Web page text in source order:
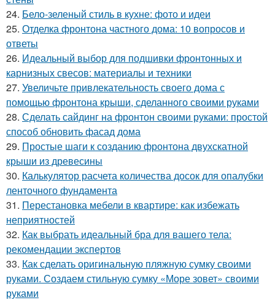
24. Бело-зеленый стиль в кухне: фото и идеи
25. Отделка фронтона частного дома: 10 вопросов и
ответы
26. Идеальный выбор для подшивки фронтонных и
карнизных свесов: материалы и техники
27. Увеличьте привлекательность своего дома с
помощью фронтона крыши, сделанного своими руками
28. Сделать сайдинг на фронтон своими руками: простой
способ обновить фасад дома
29. Простые шаги к созданию фронтона двухскатной
крыши из древесины
30. Калькулятор расчета количества досок для опалубки
ленточного фундамента
31. Перестановка мебели в квартире: как избежать
неприятностей
32. Как выбрать идеальный бра для вашего тела:
рекомендации экспертов
33. Как сделать оригинальную пляжную сумку своими
руками. Создаем стильную сумку «Море зовет» своими
руками